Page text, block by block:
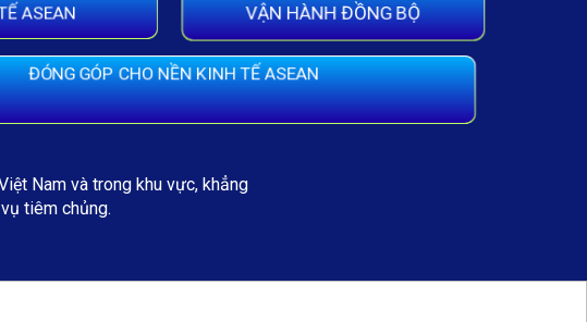
ASEAN
VẬN HÀNH ĐỒNG BỘ
ĐÓNG GÓP CHO NỀN KINH TẾ ASEAN
Nam và trong khu vực, khẳng
tiêm chủng.